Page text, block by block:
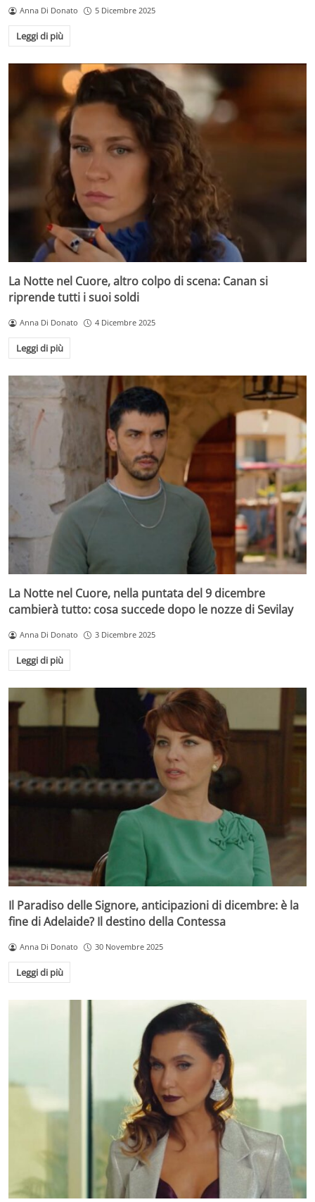
Anna Di Donato 5 Dicembre 2025
Leggi di più
La Notte nel Cuore, altro colpo di scena: Canan si
riprende tutti i suoi soldi
Anna Di Donato 4 Dicembre 2025
Leggi di più
La Notte nel Cuore, nella puntata del 9 dicembre
cambierà tutto: cosa succede dopo le nozze di Sevilay
Anna Di Donato 3 Dicembre 2025
Leggi di più
Il Paradiso delle Signore, anticipazioni di dicembre: è la
fine di Adelaide? Il destino della Contessa
Anna Di Donato 30 Novembre 2025
Leggi di più